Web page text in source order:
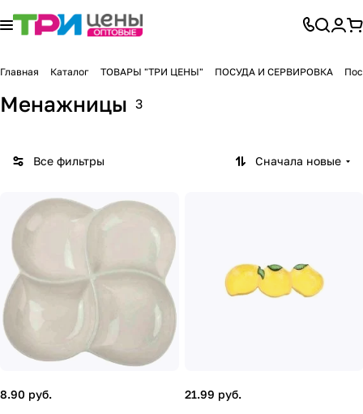
Главная Каталог ТОВАРЫ "ТРИ ЦЕНЫ" ПОСУДА И СЕРВИРОВКА
Менажницы 3
Все фильтры Сначала новые
8.90 руб. 21.99 руб.